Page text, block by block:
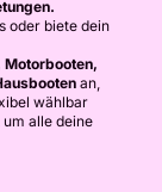
oder biete dein
Motorbooten,
an,
wählbar
alle deine